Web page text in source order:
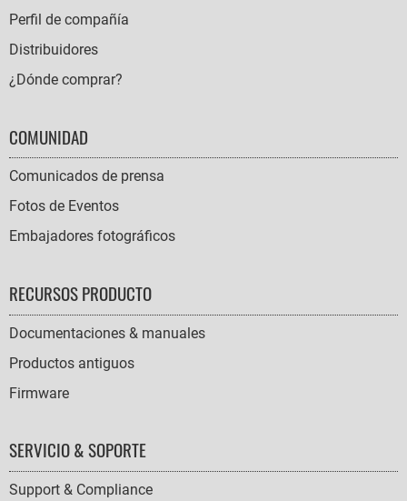
Perfil de compañía
Distribuidores
¿Dónde comprar?
COMUNIDAD
Comunicados de prensa
Fotos de Eventos
Embajadores fotográficos
RECURSOS PRODUCTO
Documentaciones & manuales
Productos antiguos
Firmware
SERVICIO & SOPORTE
Support & Compliance